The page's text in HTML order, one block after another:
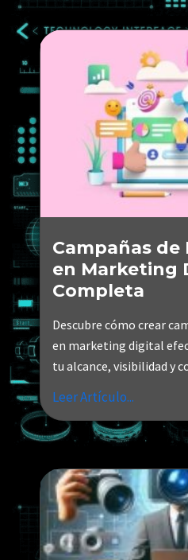
Campañas de
en Marketing
Completa
Descubre cómo crear
en marketing digital
tu alcance, visibilidad y
Leer Artículo...